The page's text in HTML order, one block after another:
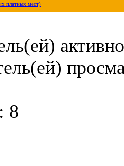
платных мест)
активно
8